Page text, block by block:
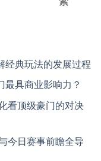
索
经典玩法的发展过程
最具商业影响力？
看顶级豪门的对决
今日赛事前瞻全导